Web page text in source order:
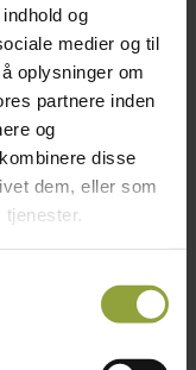
og
medier og til
oplysninger om
partnere inden
og
disse
dem, eller som